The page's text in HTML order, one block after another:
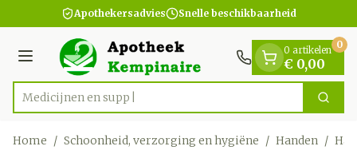
Ga naar de inhoudApothekersadvies Snelle beschikbaarheid
Menu
Product, merk, categorie... Zoek
0 artikelen
€ 0,00
0
Home / Schoonheid, verzorging en hygiëne / Handen /